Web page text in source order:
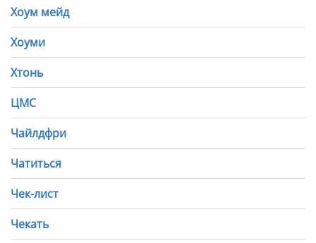
Хоум мейд
Хоуми
Хтонь
ЦМС
Чайлдфри
Чатиться
Чек-лист
Чекать